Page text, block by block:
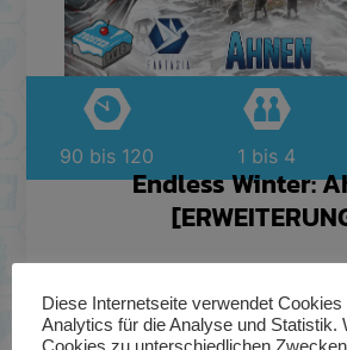
Endless Winter:
ZUM PRODUKT
90 bis 120 1 bis 4
Diese Internetseite verwendet Cookies
Analytics für die Analyse und Statistik.
Cookies zu unterschiedlichen